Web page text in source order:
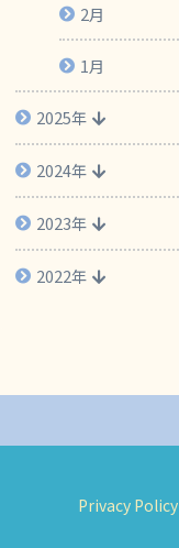
2月
1月
2025年
2024年
2023年
2022年
Privacy Policy